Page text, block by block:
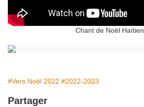
Chant de Noël Haïtien
#Vers Noël 2022 #2022-2023
Partager